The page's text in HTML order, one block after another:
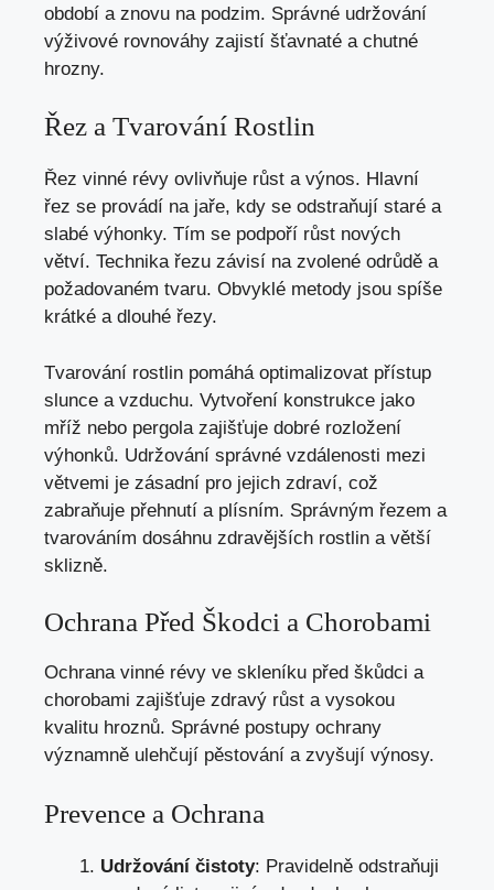
období a znovu na podzim. Správné udržování
výživové rovnováhy zajistí šťavnaté a chutné
hrozny.
Řez a Tvarování Rostlin
Řez vinné révy ovlivňuje růst a výnos. Hlavní
řez se provádí na jaře, kdy se odstraňují staré a
slabé výhonky. Tím se podpoří růst nových
větví. Technika řezu závisí na zvolené odrůdě a
požadovaném tvaru. Obvyklé metody jsou spíše
krátké a dlouhé řezy.
Tvarování rostlin pomáhá optimalizovat přístup
slunce a vzduchu. Vytvoření konstrukce jako
mříž nebo pergola zajišťuje dobré rozložení
výhonků. Udržování správné vzdálenosti mezi
větvemi je zásadní pro jejich zdraví, což
zabraňuje přehnutí a plísním. Správným řezem a
tvarováním dosáhnu zdravějších rostlin a větší
sklizně.
Ochrana Před Škodci a Chorobami
Ochrana vinné révy ve skleníku před škůdci a
chorobami zajišťuje zdravý růst a vysokou
kvalitu hroznů. Správné postupy ochrany
významně ulehčují pěstování a zvyšují výnosy.
Prevence a Ochrana
Udržování čistoty: Pravidelně odstraňuji